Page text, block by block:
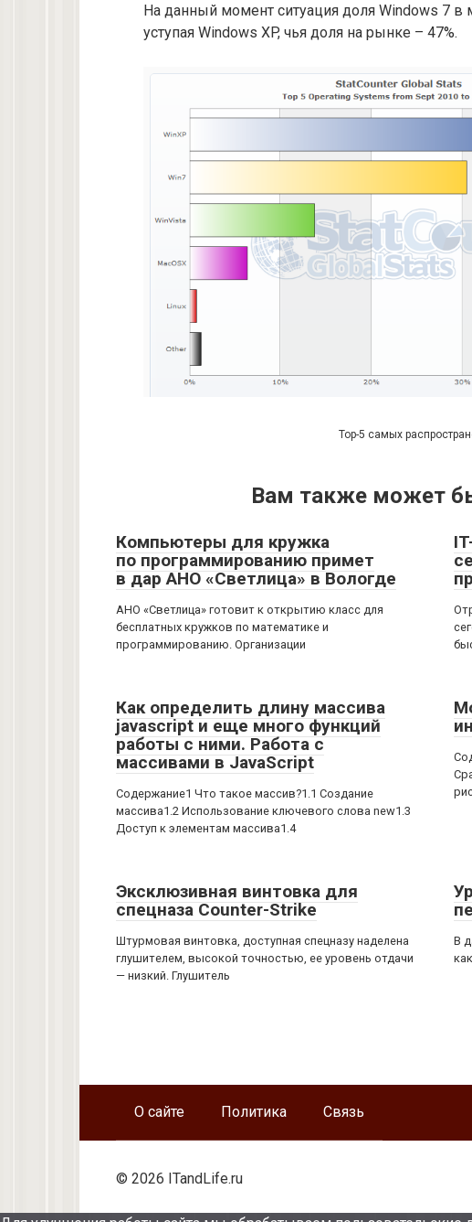
На данный момент ситуация доля Windows 7 в
уступая Windows XP, чья доля на рынке – 47%.
Top-5 самых
Вам также может
Компьютеры для кружка
по программированию примет
в дар АНО «Светлица» в Вологде
АНО «Светлица» готовит к открытию класс для
бесплатных кружков по математике и
программированию. Организации
Как определить длину массива
javascript и еще много функций
работы с ними. Работа с
массивами в JavaScript
Содержание1 Что такое массив?1.1 Создание
массива1.2 Использование ключевого слова new1.3
Доступ к элементам массива1.4
Эксклюзивная винтовка для
спецназа Counter-Strike
Штурмовая винтовка, доступная спецназу наделена
глушителем, высокой точностью, ее уровень отдачи
— низкий. Глушитель
В
О сайте Политика Связь
© 2026 ITandLife.ru